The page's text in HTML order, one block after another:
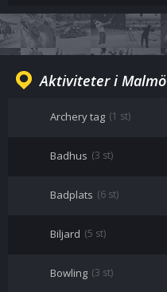
Aktiviteter i Malmö
Archery tag (1 st)
Badhus (3 st)
Badplats (6 st)
Biljard (5 st)
Bowling (3 st)